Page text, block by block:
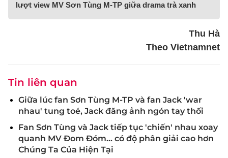
lượt view MV Sơn Tùng M-TP giữa drama trà xanh
Thu Hà
Theo Vietnamnet
Tin liên quan
Giữa lúc fan Sơn Tùng M-TP và fan Jack 'war
nhau' tung toé, Jack đăng ảnh ngón tay thối
Fan Sơn Tùng và Jack tiếp tục 'chiến' nhau xoay
quanh MV Đom Đóm... có độ phân giải cao hơn
Chúng Ta Của Hiện Tại